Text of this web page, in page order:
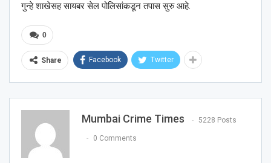
गुन्हे शाखेसह सायबर सेल पोलिसांकडून तपास सुरु आहे.
0
Share Facebook Twitter
Mumbai Crime Times 5228 Posts
0 Comments